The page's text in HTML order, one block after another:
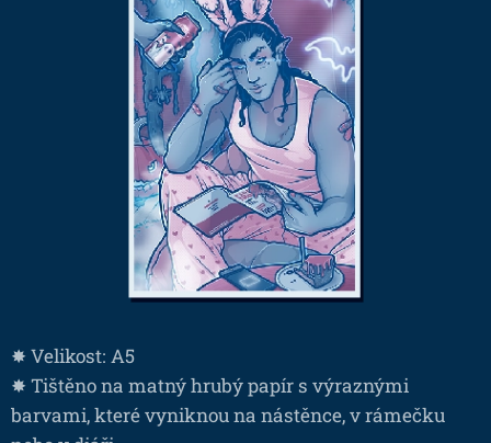
✸ Velikost: A5
✸ Tištěno na matný hrubý papír s výraznými
barvami, které vyniknou na nástěnce, v rámečku